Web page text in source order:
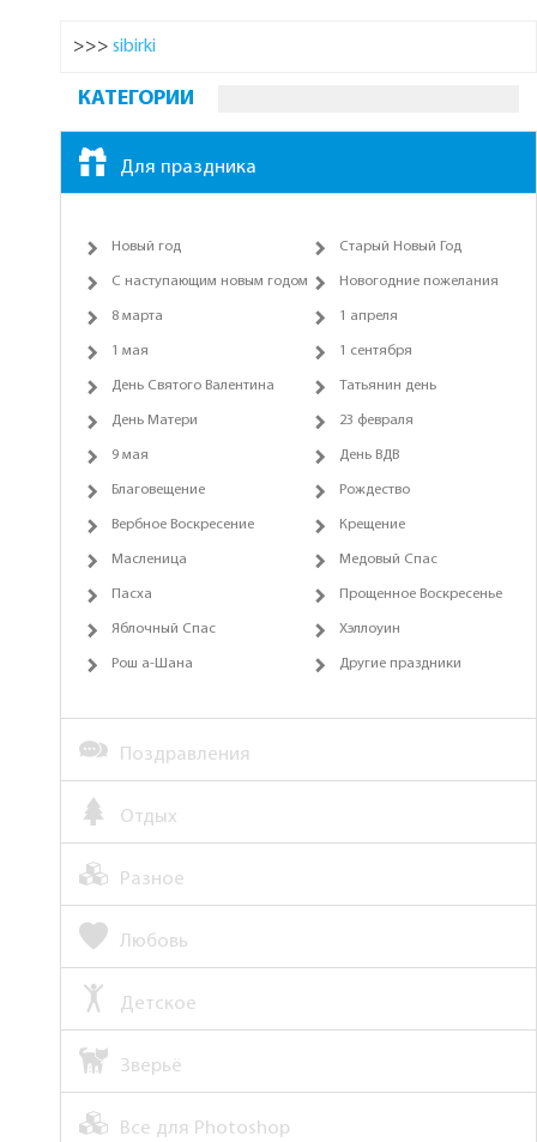
>>> sibirki
КАТЕГОРИИ
Для праздника
Новый год Старый Новый Год
С наступающим новым годом Новогодние пожелания
8 марта 1 апреля
1 мая 1 сентября
День Святого Валентина Татьянин день
День Матери 23 февраля
9 мая День ВДВ
Благовещение Рождество
Вербное Воскресение Крещение
Масленица Медовый Спас
Пасха Прощенное Воскресенье
Яблочный Спас Хэллоуин
Рош а-Шана Другие праздники
Поздравления
Отдых
Разное
Любовь
Детское
Зверьё
Все для Photoshop